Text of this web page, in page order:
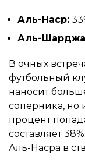
Аль-Наср:
Аль-
В очных
футбольный
наносит
соперника, но
процент
составляет
Аль-Насра в